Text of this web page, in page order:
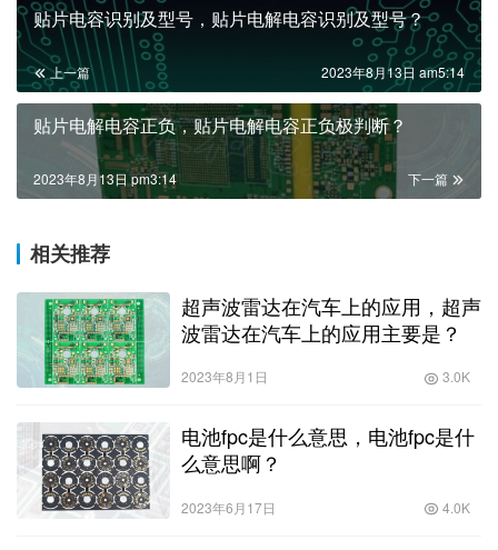
贴片电容识别及型号，贴片电解电容识别及型号？
上一篇 2023年8月13日 am5:14
贴片电解电容正负，贴片电解电容正负极判断？
下一篇
2023年8月13日 pm3:14
相关推荐
超声波雷达在汽车上的应用，超声
波雷达在汽车上的应用主要是？
2023年8月1日 3.0K
电池fpc是什么意思，电池fpc是什
么意思啊？
2023年6月17日 4.0K